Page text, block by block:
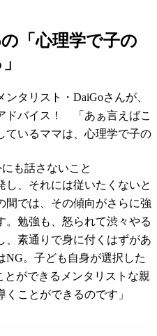
「心理学で子の
タリスト・DaiGoさんが、
ドバイス！ 「あぁ言えばこ
ているママは、心理学で子の
も話さないこと
し、それには従いたくないと
間では、その傾向がさらに強
。勉強も、怒られて渋々やる
、素通りで身に付くはずがあ
NG。子ども自身が選択した
とができるメンタリストな親
ことができるのです」